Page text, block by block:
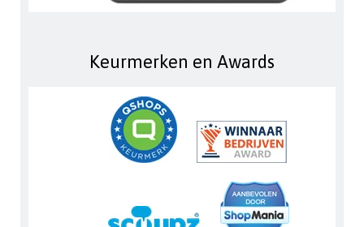
Keurmerken en Awards